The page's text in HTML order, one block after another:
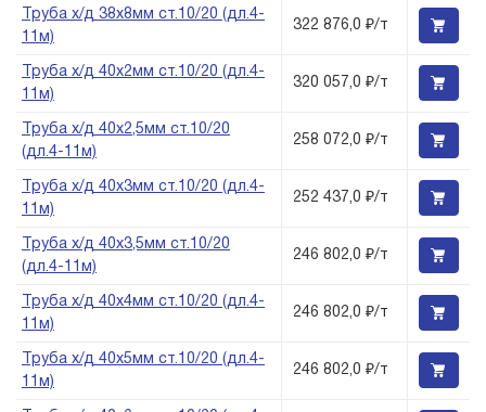
Труба х/д 38х8мм ст.10/20 (дл.4-
11м)
322 876,0 ₽/т
Труба х/д 40х2мм ст.10/20 (дл.4-
11м)
320 057,0 ₽/т
Труба х/д 40х2,5мм ст.10/20
(дл.4-11м)
258 072,0 ₽/т
Труба х/д 40х3мм ст.10/20 (дл.4-
11м)
252 437,0 ₽/т
Труба х/д 40х3,5мм ст.10/20
(дл.4-11м)
246 802,0 ₽/т
Труба х/д 40х4мм ст.10/20 (дл.4-
11м)
246 802,0 ₽/т
Труба х/д 40х5мм ст.10/20 (дл.4-
11м)
246 802,0 ₽/т